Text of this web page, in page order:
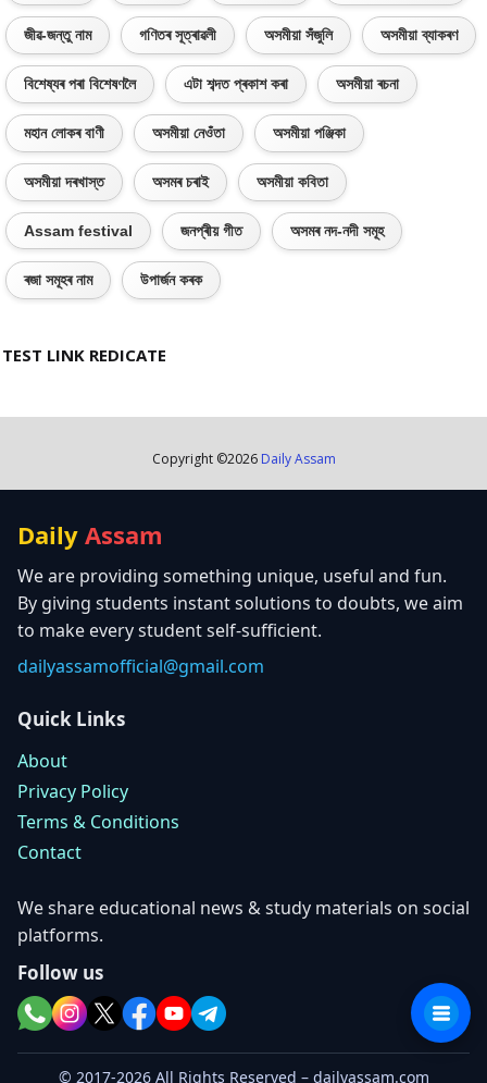
জীৱ-জন্তু নাম গণিতৰ সূত্ৰাৱলী অসমীয়া সঁজুলি অসমীয়া ব্যাকৰণ
বিশেষ্যৰ পৰা বিশেষণলৈ এটা শব্দত প্ৰকাশ কৰা অসমীয়া ৰচনা
মহান লোকৰ বাণী অসমীয়া নেওঁতা অসমীয়া পঞ্জিকা
অসমীয়া দৰখাস্ত অসমৰ চৰাই অসমীয়া কবিতা
Assam festival জনপ্ৰীয় গীত অসমৰ নদ-নদী সমূহ
ৰজা সমূহৰ নাম উপাৰ্জন কৰক
TEST LINK REDICATE
Copyright ©2026 Daily Assam
Daily Assam
We are providing something unique, useful and fun.
By giving students instant solutions to doubts, we aim
to make every student self-sufficient.
dailyassamofficial@gmail.com
Quick Links
About
Privacy Policy
Terms & Conditions
Contact
We share educational news & study materials on social
platforms.
Follow us
© 2017-2026 All Rights Reserved – dailyassam.com